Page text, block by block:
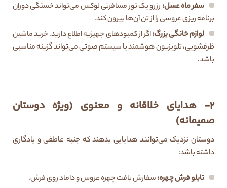
سفر ماه عسل: رزرو یک تور مسافرتی لوکس می‌تواند خستگی دوران
برنامه ریزی عروسی را از تن آن‌ها بیرون کند.
لوازم خانگی بزرگ:اگر از کمبودهای جهیزیه اطلاع دارید، خرید ماشین
ظرفشویی، تلویزیون هوشمند یا سیستم صوتی می‌تواند گزینه مناسبی
باشد.
۲- هدایای خلاقانه و معنوی (ویژه دوستان
صمیمانه)
دوستان نزدیک می‌توانند هدایایی بدهند که جنبه عاطفی و یادگاری
داشته باشد:
تابلو فرش چهره:سفارش بافت چهره عروس و داماد روی فرش.